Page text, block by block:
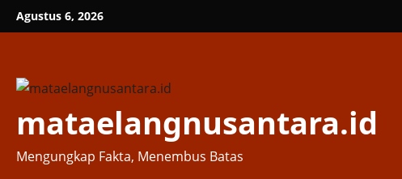
Skip
to
Agustus 6, 2026
mataelangnusantara.id
Mengungkap Fakta, Menembus Batas